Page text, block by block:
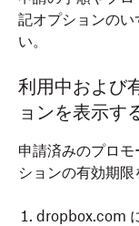
記オプションの
い。
利用中および
ョンを表示す
申請済みのプロ
ションの有効期限
dropbox.com